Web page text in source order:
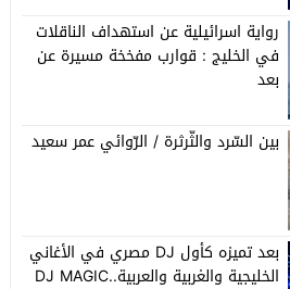
رواية اسرائيلية عن استهداف الناقلات
في الخليج : قوارب مفخخة مسيرة عن
بعد
بين السّرد والثّرثرة / الرّوائي عمر سعيد
بعد تميزه كأول DJ مصري في الأغاني
الخليجية والغربية والعربية..DJ MAGIC